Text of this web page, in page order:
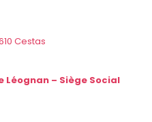
Cestas
Léognan – Siège Social